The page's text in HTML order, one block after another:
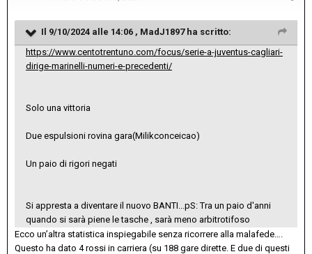
Il 9/10/2024 alle 14:06 , MadJ1897ha scritto:
https://www.centotrentuno.com/focus/serie-a-juventus-cagliari-
dirige-marinelli-numeri-e-precedenti/
Solo una vittoria
Due espulsioni rovina gara(Milikconceicao)
Un paio di rigori negati
Si appresta a diventare il nuovo BANTI...pS: Tra un paio d'anni
quando si sarà piene le tasche , sarà meno arbitrotifoso
Ecco un’altra statistica inspiegabile senza ricorrere alla malafede….
Questo ha dato 4 rossi in carriera (su 188 gare dirette. E due di questi